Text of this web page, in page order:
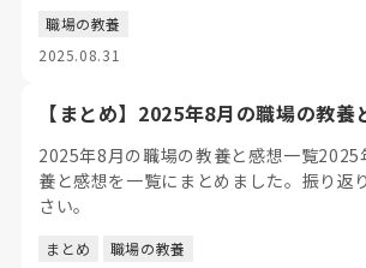
職場の教養
2025.08.31
【まとめ】2025年8月の職場の教養
2025年8月の職場の教養と感想一覧2025
養と感想を一覧にまとめました。振り返
さい。
まとめ
職場の教養